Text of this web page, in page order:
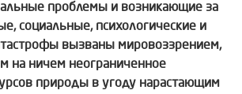
проблемы и возникающие за
социальные, психологические и
вызваны мировоззрением,
на ничем неограниченное
природы в угоду нарастающим